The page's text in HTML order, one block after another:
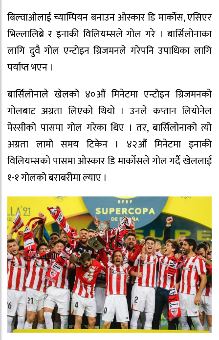
बिल्वाओलाई च्याम्पियन बनाउन ओस्कार डि मार्काेस, एसिएर
भिल्लालिब्रे र इनाकी विलियम्सले गोल गरे । बार्सिलोनाका
लागि दुवै गोल एन्टोइन ग्रिजमनले गरेपनि उपाधिका लागि
पर्याप्त भएन ।
बार्सिलोनाले खेलको ४०औं मिनेटमा एन्टोइन ग्रिजमनको
गोलबाट अग्रता लिएको थियो । उनले कप्तान लियोनेल
मेस्सीको पासमा गाेल गरेका थिए । तर, बार्सिलोनाको त्यो
अग्रता लामो समय टिकेन । ४२औं मिनेटमा इनाकी
विलियम्सको पासमा ओस्कार डि मार्काेसले गोल गर्दै खेललाई
१-१ गोलको बराबरीमा ल्याए ।